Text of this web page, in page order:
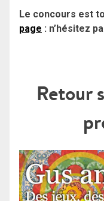
Le concours est
page : n’hésitez
Retour